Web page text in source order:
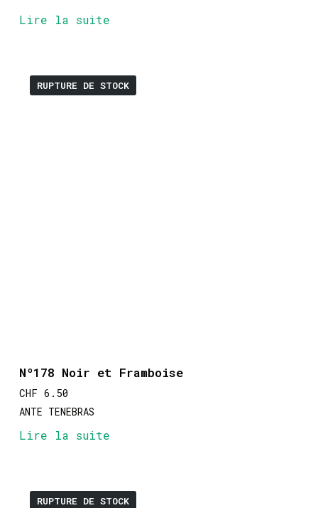
Lire la suite
RUPTURE DE STOCK
Nº178 Noir et Framboise
CHF 6.50
ANTE TENEBRAS
Lire la suite
RUPTURE DE STOCK